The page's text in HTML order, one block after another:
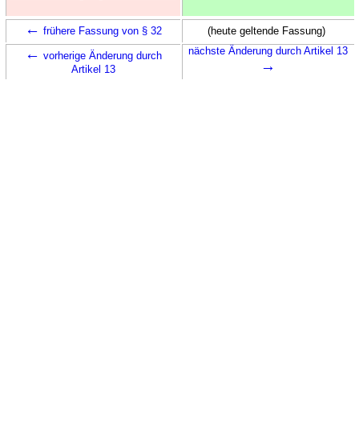
← frühere Fassung von § 32 (heute geltende Fassung)
← vorherige Änderung durch
Artikel 13
nächste Änderung durch Artikel 13
→